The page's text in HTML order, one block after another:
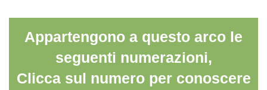
Appartengono a questo arco le
seguenti numerazioni,
Clicca sul numero per conoscere